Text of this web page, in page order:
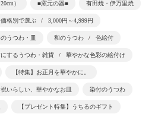
） ■窯元の器■ 有田焼・伊万里焼
価格別で選ぶ 3,000円～4,999円
うつわ・皿 和のうつわ 色絵付
するうつわ・雑貨 華やかな色彩の絵付け
【特集】お正月を華やかに。
祝いらしい、華やかなお皿 染付のうつわ
【プレゼント特集】うちるのギフト